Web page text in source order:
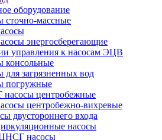
оборудование
сточно-массные
энергосберегающие
управления к насосам ЭЦВ
консольные
для загрязненных вод
погружные
центробежные
центробежно-вихревые
двустороннего входа
насосы
насосы